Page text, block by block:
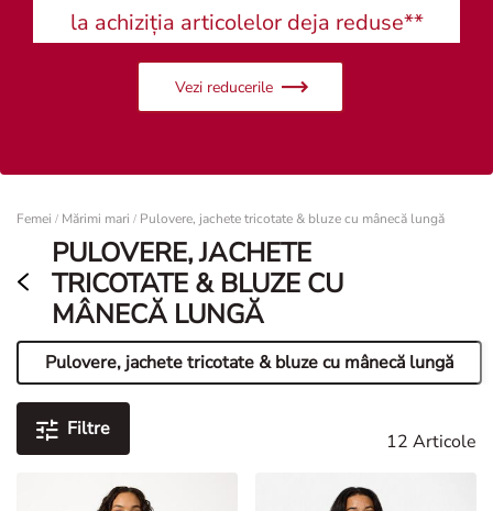
la achiziția articolelor deja reduse**
Vezi reducerile
Femei / Mărimi mari / Pulovere, jachete tricotate & bluze cu mânecă lungă
PULOVERE, JACHETE
TRICOTATE & BLUZE CU
MÂNECĂ LUNGĂ
Pulovere, jachete tricotate & bluze cu mânecă lungă
Pagina curentă
Filtre
12 Articole